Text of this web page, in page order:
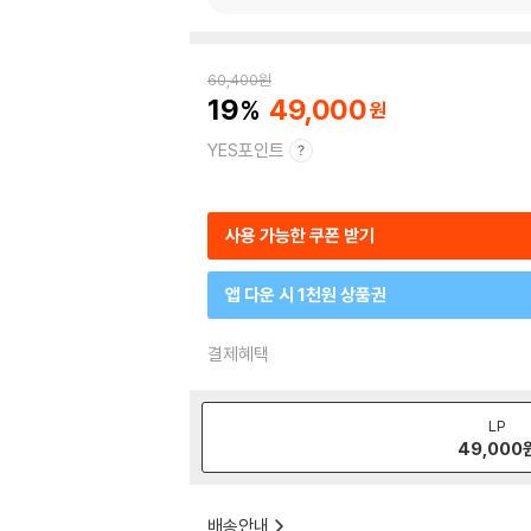
60,400원
19 49,000
YES포인트
사용 가능한 쿠폰 받기
앱 다운 시 1천원 상품권
결제혜택
LP
49,000
배송안내